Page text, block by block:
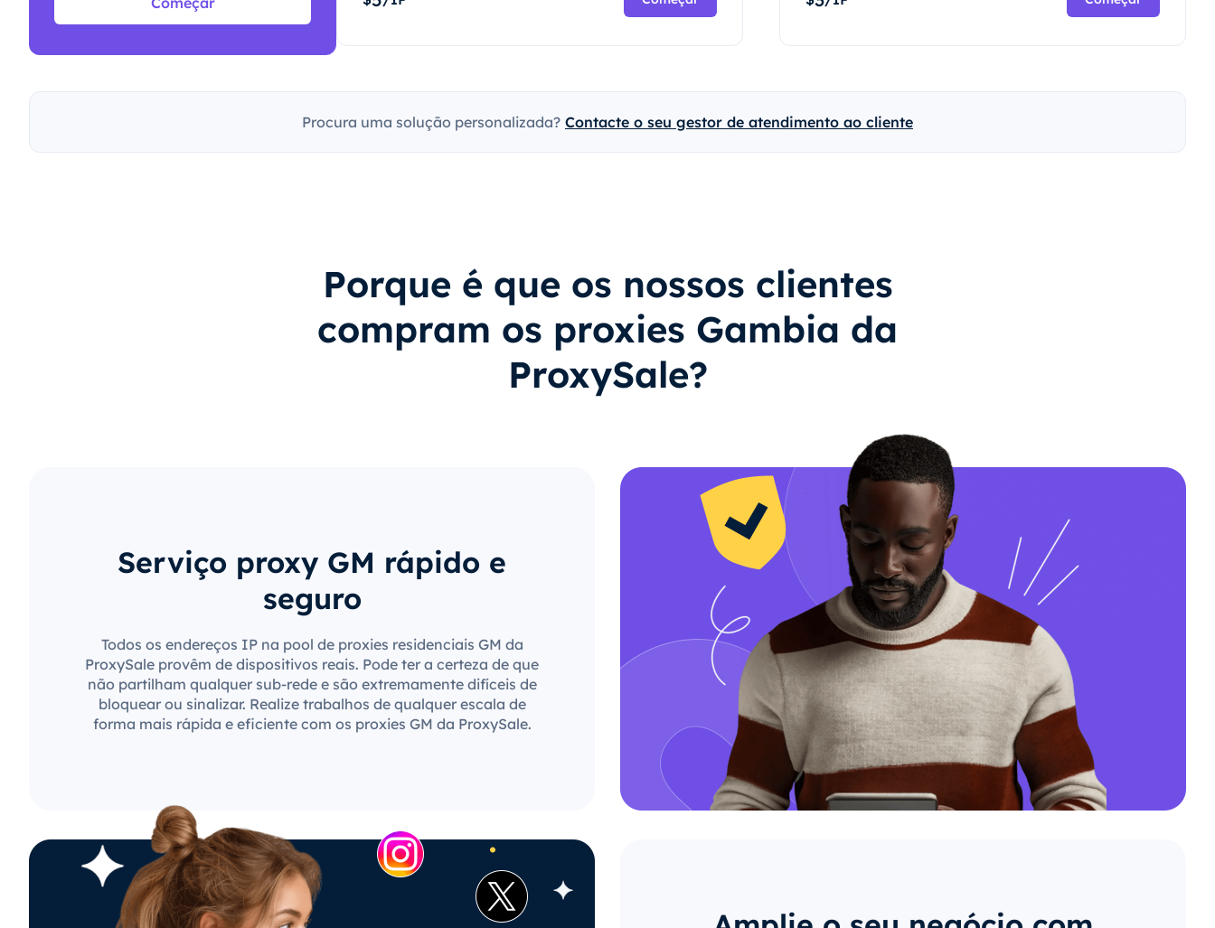
Procura uma solução personalizada? Contacte o seu gestor de atendimento ao cliente
Porque é que os nossos clientes
compram os proxies Gambia da
ProxySale?
Serviço proxy GM rápido e
seguro
Todos os endereços IP na pool de proxies residenciais GM da
ProxySale provêm de dispositivos reais. Pode ter a certeza de que
não partilham qualquer sub-rede e são extremamente difíceis de
bloquear ou sinalizar. Realize trabalhos de qualquer escala de
forma mais rápida e eficiente com os proxies GM da ProxySale.